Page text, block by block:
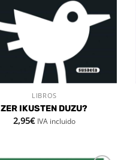
VISTA RÁPIDA
LIBROS
ZER IKUSTEN DUZU?
2,95€ IVA incluido